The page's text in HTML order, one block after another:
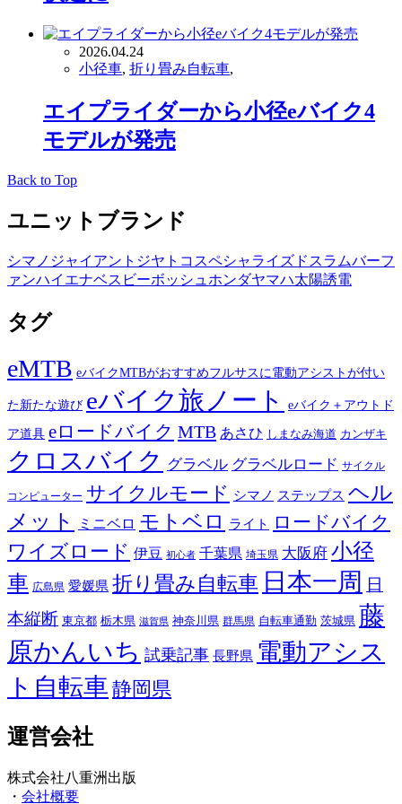
2026.04.24
小径車, 折り畳み自転車,
エイプライダーから小径eバイク4
モデルが発売
Back to Top
ユニットブランド
シマノ ジャイアント ジヤトコ スペシャライズドスラムバーフ
ァンハイエナベスビーボッシュホンダヤマハ太陽誘電
タグ
eMTB eバイクMTBがおすすめフルサスに電動アシストが付い
た新たな遊び eバイク旅ノート
eバイク＋アウトド
ア道具 eロードバイク MTB あさひ しまなみ海道 カンザキ
クロスバイク グラベル グラベルロード サイクル
コンピューター サイクルモード シマノ ステップス ヘル
メット
ミニベロ モトベロ ライト
ロードバイク
ワイズロード 伊豆 初心者 千葉県 埼玉県 大阪府 小径
車 広島県 愛媛県 折り畳み自転車 日本一周 日
本縦断 東京都 栃木県 滋賀県 神奈川県 群馬県 自転車通勤 茨城県 藤
原かんいち 試乗記事 長野県 電動アシス
ト自転車 静岡県
運営会社
株式会社八重洲出版
・ 会社概要